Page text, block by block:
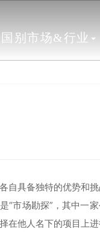
国别市场&行业
自具备独特的优势和
“市场勘探”，其中一
在他人名下的项目上